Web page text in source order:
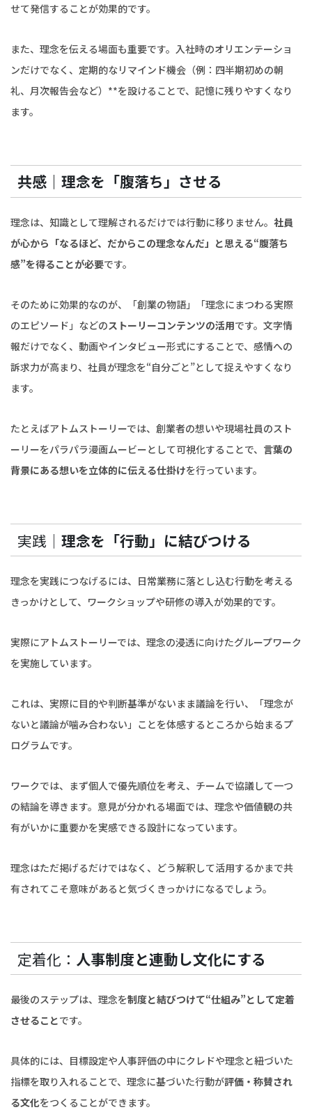
せて発信することが効果的です。
また、理念を伝える場面も重要です。入社時のオリエンテーショ
ンだけでなく、定期的なリマインド機会（例：四半期初めの朝
礼、月次報告会など）**を設けることで、記憶に残りやすくなり
ます。
共感｜理念を「腹落ち」させる
理念は、知識として理解されるだけでは行動に移りません。 社員
が心から「なるほど、だからこの理念なんだ」と思える“腹落ち
感”を得ることが必要です。
そのために効果的なのが、「創業の物語」「理念にまつわる実際
のエピソード」などのストーリーコンテンツの活用です。文字情
報だけでなく、動画やインタビュー形式にすることで、感情への
訴求力が高まり、社員が理念を“自分ごと”として捉えやすくなり
ます。
たとえばアトムストーリーでは、創業者の想いや現場社員のスト
ーリーをパラパラ漫画ムービーとして可視化することで、 言葉の
背景にある想いを立体的に伝える仕掛けを行っています。
実践｜理念を「行動」に結びつける
理念を実践につなげるには、日常業務に落とし込む行動を考える
きっかけとして、ワークショップや研修の導入が効果的です。
実際にアトムストーリーでは、理念の浸透に向けたグループワーク
を実施しています。
これは、実際に目的や判断基準がないまま議論を行い、「理念が
ないと議論が噛み合わない」ことを体感するところから始まるプ
ログラムです。
ワークでは、まず個人で優先順位を考え、チームで協議して一つ
の結論を導きます。意見が分かれる場面では、理念や価値観の共
有がいかに重要かを実感できる設計になっています。
理念はただ掲げるだけではなく、どう解釈して活用するかまで共
有されてこそ意味があると気づくきっかけになるでしょう。
定着化： 人事制度と連動し文化にする
最後のステップは、理念を制度と結びつけて“仕組み”として定着
させることです。
具体的には、目標設定や人事評価の中にクレドや理念と紐づいた
指標を取り入れることで、理念に基づいた行動が評価・称賛され
る文化をつくることができます。